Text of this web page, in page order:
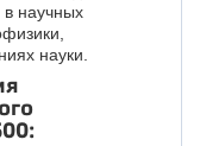
научных
науки.